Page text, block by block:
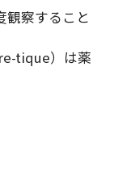
観察すること
tique）は薬